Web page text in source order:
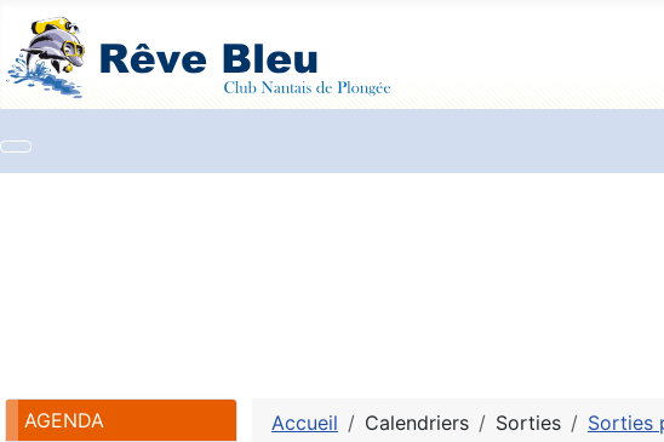
AGENDA Accueil Calendriers Sorties Sorties